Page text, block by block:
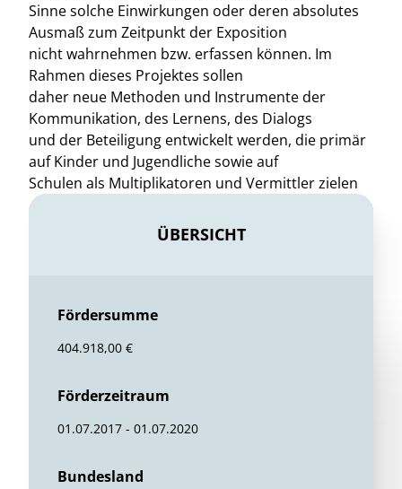
Sinne solche Einwirkungen oder deren absolutes
Ausmaß zum Zeitpunkt der Exposition
nicht wahrnehmen bzw. erfassen können. Im
Rahmen dieses Projektes sollen
daher neue Methoden und Instrumente der
Kommunikation, des Lernens, des Dialogs
und der Beteiligung entwickelt werden, die primär
auf Kinder und Jugendliche sowie auf
Schulen als Multiplikatoren und Vermittler zielen
ÜBERSICHT
Fördersumme
404.918,00 €
Förderzeitraum
01.07.2017 - 01.07.2020
Bundesland